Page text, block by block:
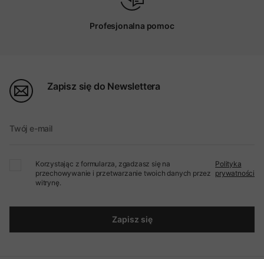
Profesjonalna pomoc
Zapisz się do Newslettera
Twój e-mail
Korzystając z formularza, zgadzasz się na
przechowywanie i przetwarzanie twoich danych przez
witrynę.
Polityka
prywatności
Zapisz się